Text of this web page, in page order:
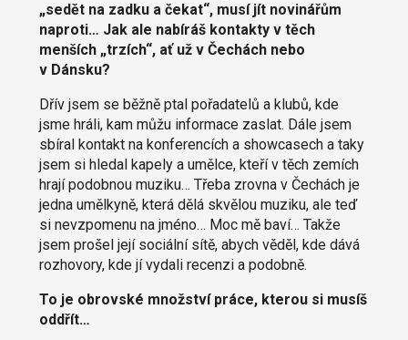
„sedět na zadku a čekat“, musí jít novinářům
naproti… Jak ale nabíráš kontakty v těch
menších „trzích“, ať už v Čechách nebo
v Dánsku?
Dřív jsem se běžně ptal pořadatelů a klubů, kde
jsme hráli, kam můžu informace zaslat. Dále jsem
sbíral kontakt na konferencích a showcasech a taky
jsem si hledal kapely a umělce, kteří v těch zemích
hrají podobnou muziku… Třeba zrovna v Čechách je
jedna umělkyně, která dělá skvělou muziku, ale teď
si nevzpomenu na jméno… Moc mě baví… Takže
jsem prošel její sociální sítě, abych věděl, kde dává
rozhovory, kde jí vydali recenzi a podobně.
To je obrovské množství práce, kterou si musíš
oddřít…